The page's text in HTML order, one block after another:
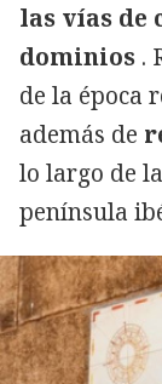
las vías de
dominios .
de la época
además de
lo largo de
península